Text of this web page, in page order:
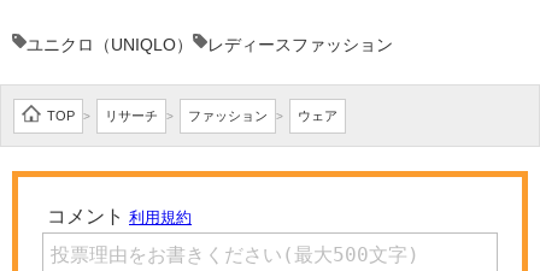
ユニクロ（UNIQLO） レディースファッション
TOP > リサーチ > ファッション > ウェア